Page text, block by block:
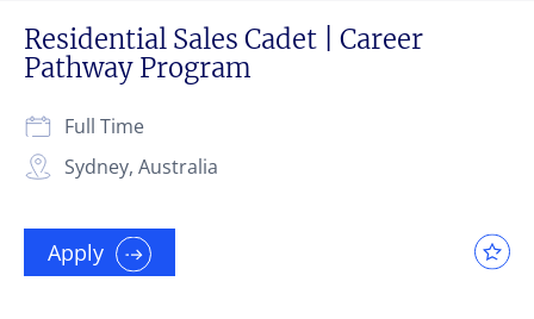
Residential Sales Cadet | Career
Pathway Program
Sydney, Australia
Full Time
Apply